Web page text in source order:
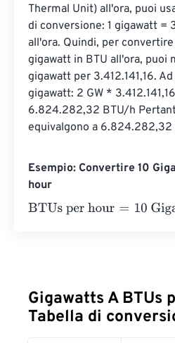
Thermal Unit) all'ora, puoi
di conversione: 1 gigawatt =
all'ora. Quindi, per
gigawatt in BTU all'ora, puoi
gigawatt per 3.412.141,16.
gigawatt: 2 GW *
6.824.282,32 BTU/h
equivalgono a 6.824.282,32
Esempio: Convertire 10
hour
BTUs per hour=10 Gigawatts
Gigawatts A BTUs
Tabella di